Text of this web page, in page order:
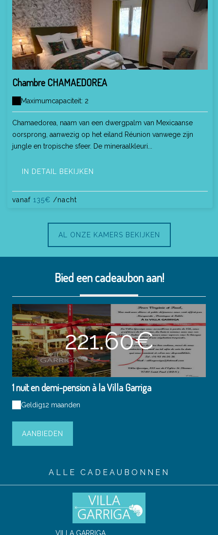
Chambre CHAMAEDOREA
Maximumcapaciteit: 2
Chamaedorea, naam van een dwergpalm van Mexicaanse
oorsprong, aanwezig op het eiland Réunion vanwege zijn
jungle en tropische sfeer. De mineraalkleuri...
IN DETAIL BEKIJKEN
vanaf 135€ /nacht
AL ONZE KAMERS BEKIJKEN
Bied een cadeaubon aan!
221.60€
1 nuit en demi-pension à la Villa Garriga
Geldig12 maanden
AANBIEDEN
ALLE CADEAUBONNEN
VILLA GARRIGA